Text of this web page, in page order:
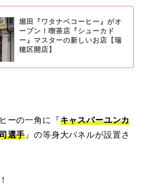
堀田『ワタナベコーヒー』がオ
ープン！喫茶店『シューカド
ー』マスターの新しいお店【瑞
穂区開店】
ーの一角に『キャスパーユンカ
選手 』の等身大パネルが設置さ